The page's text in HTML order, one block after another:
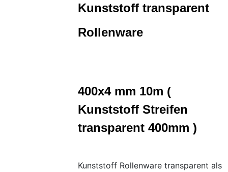
Kunststoff transparent
Rollenware
400x4 mm 10m (
Kunststoff Streifen
transparent 400mm )
Kunststoff Rollenware transparent als